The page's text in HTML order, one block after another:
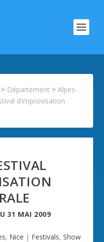
> Département >Alpes-
d’improvisation
31 MAI 2009
, Nice | Festivals, Show